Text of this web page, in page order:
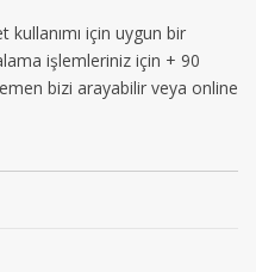
kullanımı için uygun bir
işlemleriniz için + 90
bizi arayabilir veya online